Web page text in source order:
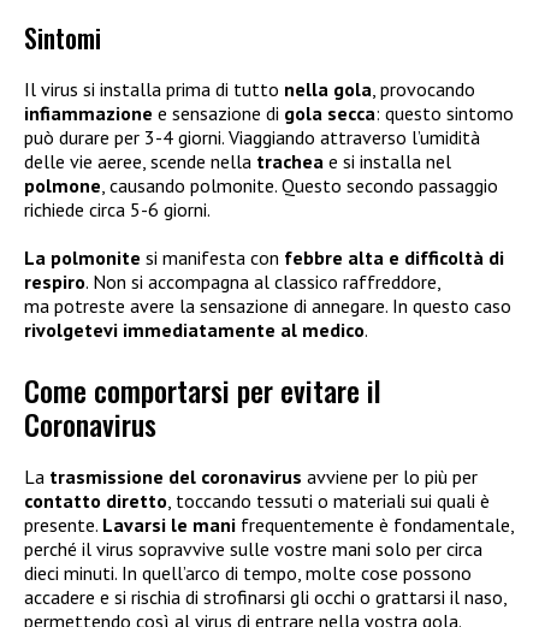
Sintomi
Il virus si installa prima di tutto nella gola , provocando
infiammazione e sensazione di gola secca: questo sintomo
può durare per 3-4 giorni. Viaggiando attraverso l’umidità
delle vie aeree, scende nella trachea e si installa nel
polmone , causando polmonite. Questo secondo passaggio
richiede circa 5-6 giorni.
La polmonite si manifesta con febbre alta e difficoltà di
respiro. Non si accompagna al classico raffreddore,
ma potreste avere la sensazione di annegare. In questo caso
rivolgetevi immediatamente al medico.
Come comportarsi per evitare il
Coronavirus
La trasmissione del coronavirus avviene per lo più per
contatto diretto, toccando tessuti o materiali sui quali è
presente. Lavarsi le mani frequentemente è fondamentale,
perché il virus sopravvive sulle vostre mani solo per circa
dieci minuti. In quell’arco di tempo, molte cose possono
accadere e si rischia di strofinarsi gli occhi o grattarsi il naso,
permettendo così al virus di entrare nella vostra gola.